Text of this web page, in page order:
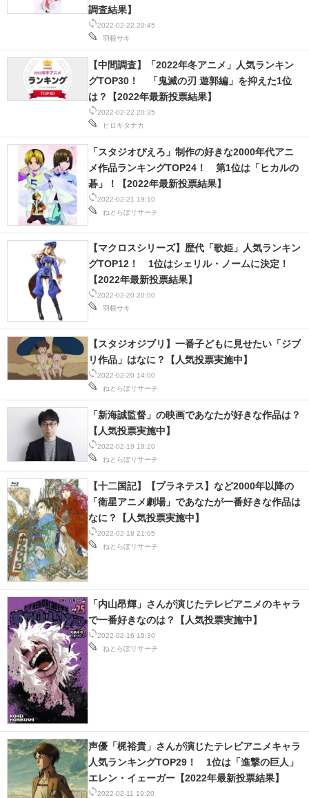
2022-02-22 20:45
羽根サキ
調査結果】
2022-02-22 20:35
ヒロキタナカ
【中間調査】「2022年冬アニメ」人気ランキン
グTOP30！ 「鬼滅の刃 遊郭編」を抑えた1位
は？【2022年最新投票結果】
2022-02-21 19:10
ねとらぼリサーチ
「スタジオぴえろ」制作の好きな2000年代アニ
メ作品ランキングTOP24！ 第1位は「ヒカルの
碁」！【2022年最新投票結果】
2022-02-20 20:00
羽根サキ
【マクロスシリーズ】歴代「歌姫」人気ランキン
グTOP12！ 1位はシェリル・ノームに決定！
【2022年最新投票結果】
2022-02-20 14:00
ねとらぼリサーチ
【スタジオジブリ】一番子どもに見せたい「ジブ
リ作品」はなに？【人気投票実施中】
2022-02-19 19:20
ねとらぼリサーチ
「新海誠監督」の映画であなたが好きな作品は？
【人気投票実施中】
2022-02-18 21:05
ねとらぼリサーチ
【十二国記】【プラネテス】など2000年以降の
「衛星アニメ劇場」であなたが一番好きな作品は
なに？【人気投票実施中】
2022-02-16 19:30
ねとらぼリサーチ
「内山昂輝」さんが演じたテレビアニメのキャラ
で一番好きなのは？【人気投票実施中】
2022-02-11 19:20
声優「梶裕貴」さんが演じたテレビアニメキャラ
人気ランキングTOP29！ 1位は「進撃の巨人」
エレン・イェーガー【2022年最新投票結果】